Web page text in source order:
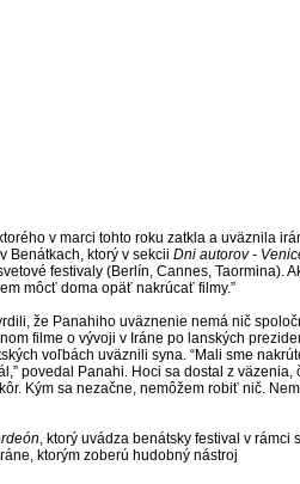
v marci tohto roku zatkla a uväznila
Benátkach, ktorý v sekcii Dni autorov -
festivaly (Berlín, Cannes, Taormina).
môcť doma opäť nakrúcať filmy.”
že Panahiho uväznenie nemá nič
filme o vývoji v Iráne po lanských
voľbách uväznili syna. “Mali sme
povedal Panahi. Hoci sa dostal z
Kým sa nezačne, nemôžem robiť nič.
, ktorý uvádza benátsky festival v
ktorým zoberú hudobný nástroj